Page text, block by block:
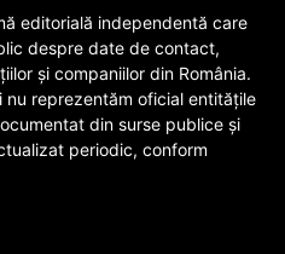
editorială independentă care
despre date de contact,
și companiilor din România.
nu reprezentăm oficial entitățile
din surse publice și
periodic, conform